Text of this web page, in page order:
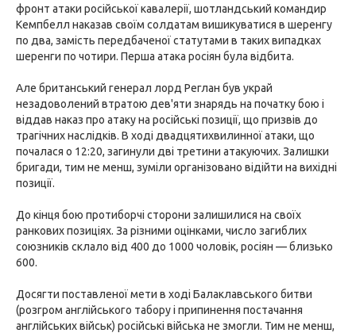
фронт атаки російської кавалерії, шотландський командир
Кемпбелл наказав своїм солдатам вишикуватися в шеренгу
по два, замість передбаченої статутами в таких випадках
шеренги по чотири. Перша атака росіян була відбита.
Але британський генерал лорд Реглан був украй
незадоволений втратою дев'яти знарядь на початку бою і
віддав наказ про атаку на російські позиції, що призвів до
трагічних наслідків. В ході двадцятихвилинної атаки, що
почалася о 12:20, загинули дві третини атакуючих. Залишки
бригади, тим не менш, зуміли організовано відійти на вихідні
позиції.
До кінця бою протиборчі сторони залишилися на своїх
ранкових позиціях. За різними оцінками, число загиблих
союзників склало від 400 до 1000 чоловік, росіян — близько
600.
Досягти поставленої мети в ході Балаклавського битви
(розгром англійського табору і припинення постачання
англійських військ) російські війська не змогли. Тим не менш,